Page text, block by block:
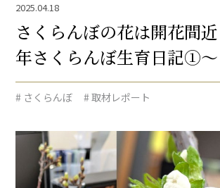
2025.04.18
さくらんぼの花は開花間
年さくらんぼ生育日記①～
# さくらんぼ # 取材レポート